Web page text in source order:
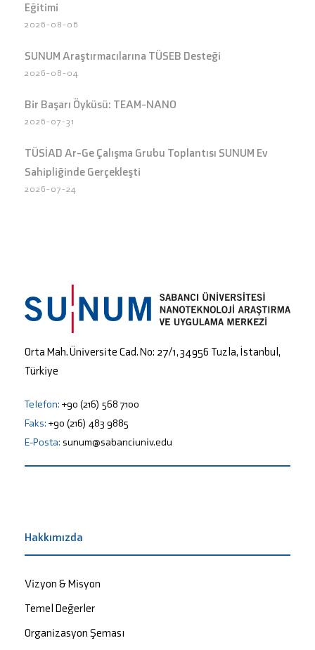
Eğitimi
2026-08-06
SUNUM Araştırmacılarına TÜSEB Desteği
2026-08-04
Bir Başarı Öyküsü: TEAM-NANO
2026-07-31
TÜSİAD Ar-Ge Çalışma Grubu Toplantısı SUNUM Ev
Sahipliğinde Gerçekleşti
2026-07-24
Orta Mah. Üniversite Cad. No: 27/1, 34956 Tuzla, İstanbul,
Türkiye
Telefon: +90 (216) 568 7100
Faks: +90 (216) 483 9885
E-Posta: sunum@sabanciuniv.edu
Hakkımızda
Vizyon & Misyon
Temel Değerler
Organizasyon Şeması